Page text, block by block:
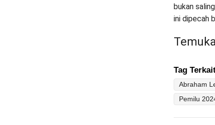
bukan
ini dipecah
Tag
Pemilu